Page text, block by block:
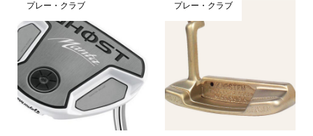
プレー・クラブ プレー・クラブ